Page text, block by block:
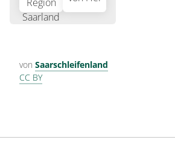
von Saarschleifenland
CC BY